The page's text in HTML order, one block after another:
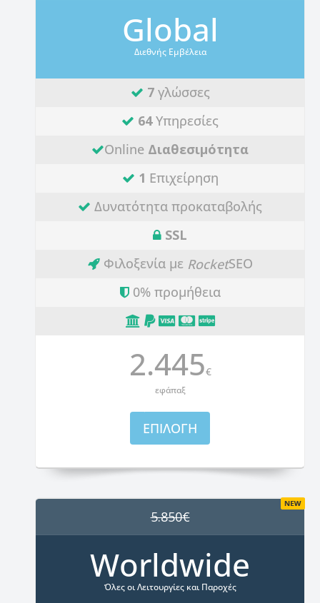
Global
Διεθνής Εμβέλεια
7γλώσσες
64Υπηρεσίες
Online Διαθεσιμότητα
1 Επιχείρηση
Δυνατότητα προκαταβολής
SSL
Φιλοξενία με RocketSEO
0% προμήθεια
2.445€
εφάπαξ
ΕΠΙΛΟΓΗ
5.850€
Worldwide
Όλες οι Λειτουργίες και Παροχές